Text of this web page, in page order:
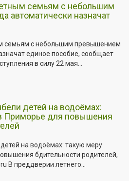
семьям с небольшим
автоматически назначат
семьям с небольшим превышением
единое пособие, сообщает
в силу 22 мая...
детей на водоёмах:
Приморье для повышения
на водоёмах: такую меру
бдительности родителей,
В преддверии летнего...